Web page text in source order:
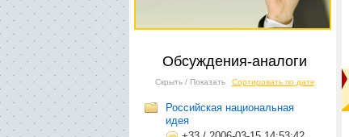
Обсуждения-аналоги
Скрыть / Показать Сортировать по дате
Российская национальная
идея